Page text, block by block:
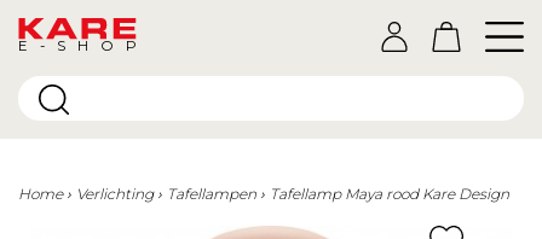
E-SHOP
Home Verlichting Tafellampen Tafellamp Maya rood Kare Design